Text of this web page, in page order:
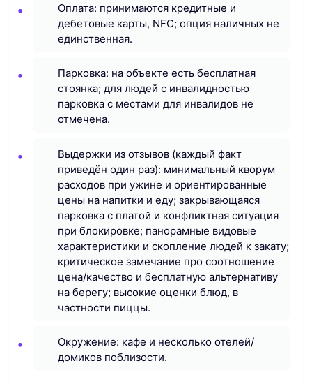
Оплата: принимаются кредитные и
дебетовые карты, NFC; опция наличных не
единственная.
Парковка: на объекте есть бесплатная
стоянка; для людей с инвалидностью
парковка с местами для инвалидов не
отмечена.
Выдержки из отзывов (каждый факт
приведён один раз): минимальный кворум
расходов при ужине и ориентированные
цены на напитки и еду; закрывающаяся
парковка с платой и конфликтная ситуация
при блокировке; панорамные видовые
характеристики и скопление людей к закату;
критическое замечание про соотношение
цена/качество и бесплатную альтернативу
на берегу; высокие оценки блюд, в
частности пиццы.
Окружение: кафе и несколько отелей/
домиков поблизости.